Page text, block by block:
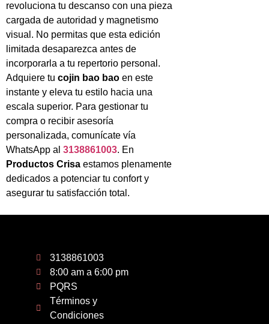
revoluciona tu descanso con una pieza
cargada de autoridad y magnetismo
visual. No permitas que esta edición
limitada desaparezca antes de
incorporarla a tu repertorio personal.
Adquiere tu cojin bao bao en este
instante y eleva tu estilo hacia una
escala superior. Para gestionar tu
compra o recibir asesoría
personalizada, comunícate vía
WhatsApp al 3138861003. En
Productos Crisa estamos plenamente
dedicados a potenciar tu confort y
asegurar tu satisfacción total.
3138861003
8:00 am a 6:00 pm
PQRS
Términos y
Condiciones